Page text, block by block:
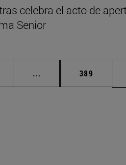
celebra el acto de
Senior
... Páginas intermedias
Página
389